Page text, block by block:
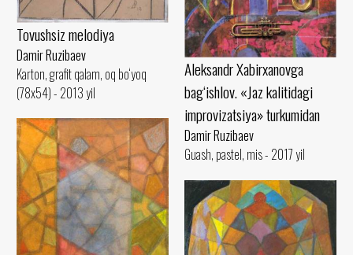
Tovushsiz melodiya
Damir Ruzibaev
Karton, grafit qalam, oq bo‘yoq
(78x54) - 2013 yil
Aleksandr Xabirxanovga
bag‘ishlov. «Jaz kalitidagi
improvizatsiya» turkumidan
Damir Ruzibaev
Guash, pastel, mis - 2017 yil